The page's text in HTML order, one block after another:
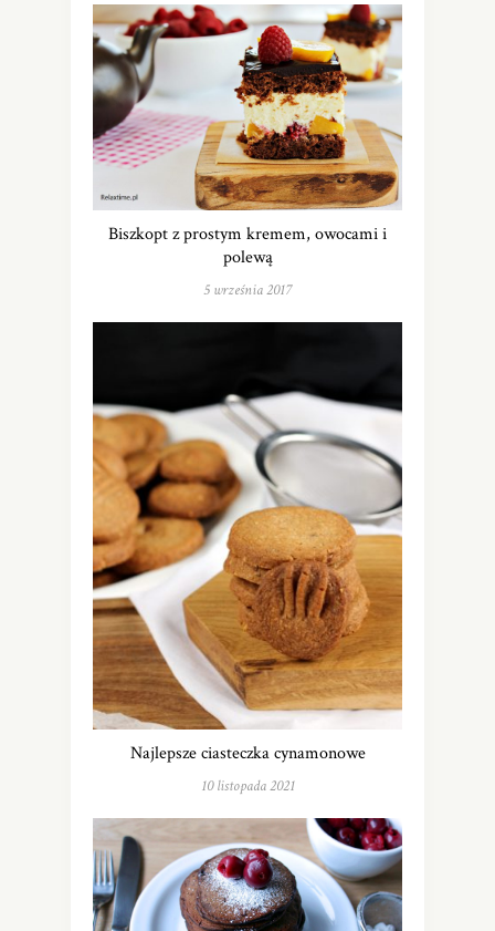
Biszkopt z prostym kremem, owocami i
polewą
5 września 2017
Najlepsze ciasteczka cynamonowe
10 listopada 2021